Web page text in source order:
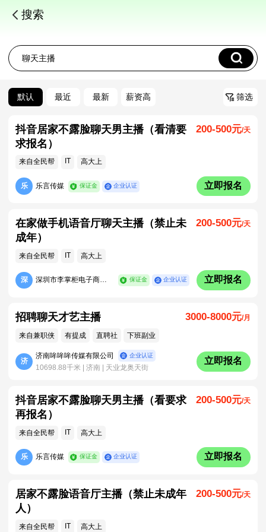
搜索
默认 最近 最新 薪资高 筛选
抖音居家不露脸聊天男主播（看清要
求报名）
200-500元/天
来自全民帮 IT 高大上
乐 乐言传媒 保证金 企业认证 立即报名
在家做手机语音厅聊天主播（禁止未
成年）
200-500元/天
来自全民帮 IT 高大上
深 深圳市李掌柜电子商务有限公司 保证金 企业认证 立即报名
招聘聊天才艺主播 3000-8000元/月
来自兼职侠 有提成 直聘社 下班副业
济
济南哞哞哞传媒有限公司 企业认证
10698.88千米 | 济南 | 天业龙奥天街
立即报名
抖音居家不露脸聊天男主播（看要求
再报名）
200-500元/天
来自全民帮 IT 高大上
乐 乐言传媒 保证金 企业认证 立即报名
居家不露脸语音厅主播（禁止未成年
人）
200-500元/天
来自全民帮 IT 高大上